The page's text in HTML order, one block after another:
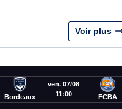
Voir plus
Bordeaux
ven. 07/08
11:00
FCBA